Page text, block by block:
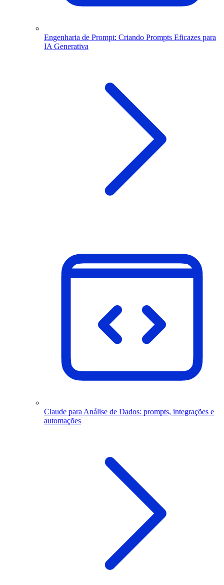
Engenharia de Prompt: Criando Prompts Eficazes para
IA Generativa
Claude para Análise de Dados: prompts, integrações e
automações